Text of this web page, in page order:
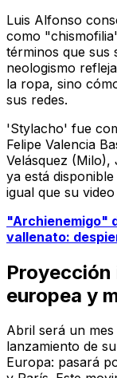
Luis Alfonso
como
términos que sus
neologismo
la ropa, sino
sus redes.
'Stylacho' fue
Felipe Valencia
Velásquez (Milo),
ya está
igual que su
"Archienemigo"
vallenato:
europea y
Abril será un
lanzamiento de
Europa: pasará